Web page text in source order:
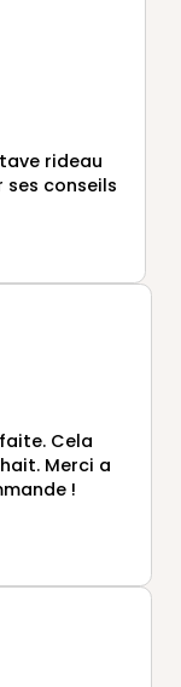
rideau
ses conseils
Cela
Merci a
!